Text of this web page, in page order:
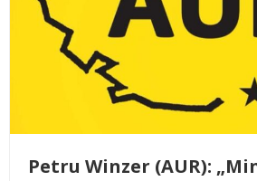
Petru Winzer (AUR):